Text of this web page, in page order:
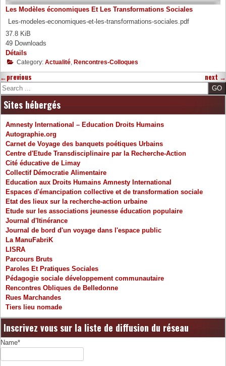
Les Modèles économiques Et Les Transformations Sociales
Les-modeles-economiques-et-les-transformations-sociales.pdf
37.8 KiB
49 Downloads
Détails
Category: Actualité, Rencontres-Colloques
←previous next →
Search
Sites hébergés
Amnesty International – Education Droits Humains
Autographie.org
Carnet de Voyage des banquets poétiques Urbains
Centre d'Etude Transdisciplinaire par la Recherche-Action
Cité éducative de Limay
Collectif Démocratie Alimentaire
Education aux Droits Humains Amnesty International
Espaces d'émancipation collective et de transformation sociale
Etat des lieux sur la recherche-action urbaine
Etude sur les associations jeunesse éducation populaire
Journal d'Itinérance
Journal de bord d'un voyage dans l'espace public
La ManuFabriK
LISRA
Parcours Bruts
Paroles Et Pratiques Sociales
Pédagogie sociale développement communautaire
Rencontres Obliques de Belledonne
Rues Marchandes
Tiers lieu nomade
Inscrivez vous sur la liste de diffusion du réseau
Name*